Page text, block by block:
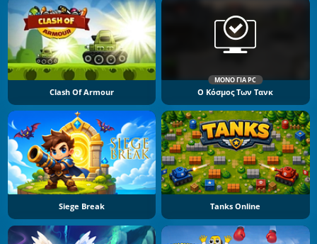
Clash Of Armour
ΜΌΝΟ ΓΙΑ PC
Ο Κόσμος Των Τανκ
Siege Break Tanks Online